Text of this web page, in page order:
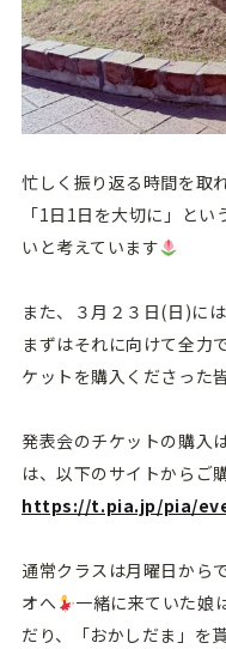
忙しく振り返る時間を取
「1日1日を大切に」と
いと考えています
また、３月２３日(日)に
まずはそれに向けて全力
ケットを購入くださった
発表会のチケットの購
は、以下のサイトからご
https://t.pia.jp/pia/
通常クラスは月曜日から
オへ
一緒に来ていた娘
だり、「おかしだま」を